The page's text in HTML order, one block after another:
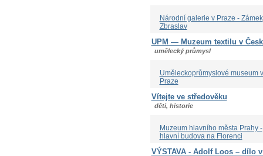
Národní galerie v Praze - Zámek
Zbraslav
UPM — Muzeum textilu v
umělecký průmysl
Uměleckoprůmyslové museum v
Praze
Vítejte ve středověku
děti, historie
Muzeum hlavního města Prahy -
hlavní budova na Florenci
VÝSTAVA - Adolf Loos – dílo